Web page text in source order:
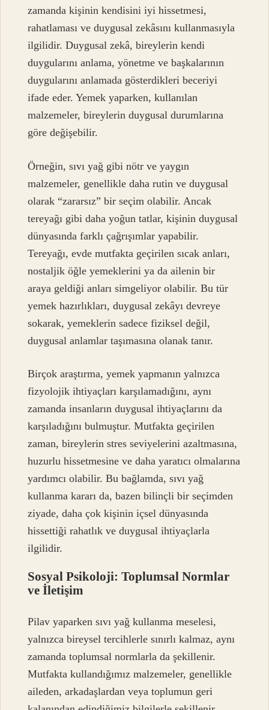
zamanda kişinin kendisini iyi hissetmesi,
rahatlaması ve duygusal zekâsını kullanmasıyla
ilgilidir. Duygusal zekâ, bireylerin kendi
duygularını anlama, yönetme ve başkalarının
duygularını anlamada gösterdikleri beceriyi
ifade eder. Yemek yaparken, kullanılan
malzemeler, bireylerin duygusal durumlarına
göre değişebilir.
Örneğin, sıvı yağ gibi nötr ve yaygın
malzemeler, genellikle daha rutin ve duygusal
olarak “zararsız” bir seçim olabilir. Ancak
tereyağı gibi daha yoğun tatlar, kişinin duygusal
dünyasında farklı çağrışımlar yapabilir.
Tereyağı, evde mutfakta geçirilen sıcak anları,
nostaljik öğle yemeklerini ya da ailenin bir
araya geldiği anları simgeliyor olabilir. Bu tür
yemek hazırlıkları, duygusal zekâyı devreye
sokarak, yemeklerin sadece fiziksel değil,
duygusal anlamlar taşımasına olanak tanır.
Birçok araştırma, yemek yapmanın yalnızca
fizyolojik ihtiyaçları karşılamadığını, aynı
zamanda insanların duygusal ihtiyaçlarını da
karşıladığını bulmuştur. Mutfakta geçirilen
zaman, bireylerin stres seviyelerini azaltmasına,
huzurlu hissetmesine ve daha yaratıcı olmalarına
yardımcı olabilir. Bu bağlamda, sıvı yağ
kullanma kararı da, bazen bilinçli bir seçimden
ziyade, daha çok kişinin içsel dünyasında
hissettiği rahatlık ve duygusal ihtiyaçlarla
ilgilidir.
Sosyal Psikoloji: Toplumsal Normlar
ve İletişim
Pilav yaparken sıvı yağ kullanma meselesi,
yalnızca bireysel tercihlerle sınırlı kalmaz, aynı
zamanda toplumsal normlarla da şekillenir.
Mutfakta kullandığımız malzemeler, genellikle
aileden, arkadaşlardan veya toplumun geri